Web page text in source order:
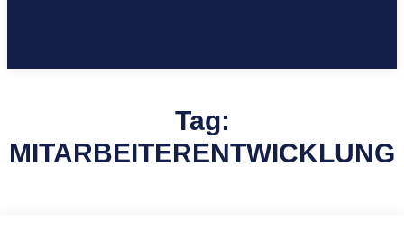
Tag:
MITARBEITERENTWICKLUNG